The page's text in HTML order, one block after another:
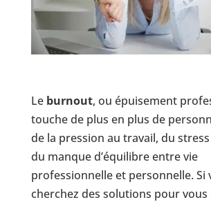
Le burnout, ou épuisement
touche de plus en plus de
de la pression au travail, du
du manque d’équilibre entre vie
professionnelle et personnelle. Si
cherchez des solutions pour